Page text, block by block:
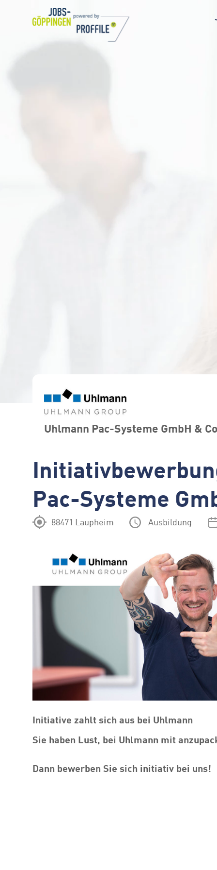
Uhlmann Pac-Systeme GmbH &
Pac-Systeme
88471 Laupheim Ausbildung
Initiative zahlt sich aus bei Uhlmann
Sie haben Lust, bei Uhlmann mit
Dann bewerben Sie sich initiativ bei uns!